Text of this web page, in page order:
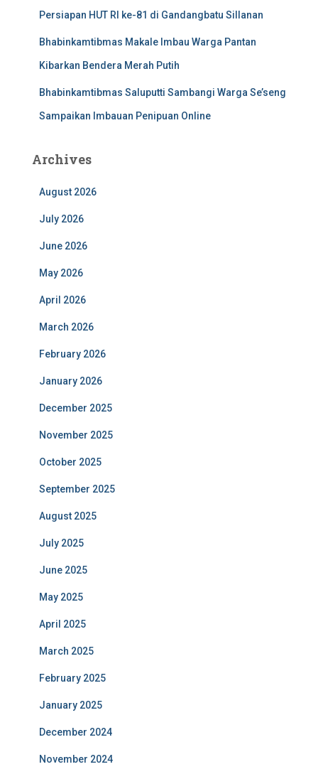
Persiapan HUT RI ke-81 di Gandangbatu Sillanan
Bhabinkamtibmas Makale Imbau Warga Pantan
Kibarkan Bendera Merah Putih
Bhabinkamtibmas Saluputti Sambangi Warga Se’seng
Sampaikan Imbauan Penipuan Online
Archives
August 2026
July 2026
June 2026
May 2026
April 2026
March 2026
February 2026
January 2026
December 2025
November 2025
October 2025
September 2025
August 2025
July 2025
June 2025
May 2025
April 2025
March 2025
February 2025
January 2025
December 2024
November 2024